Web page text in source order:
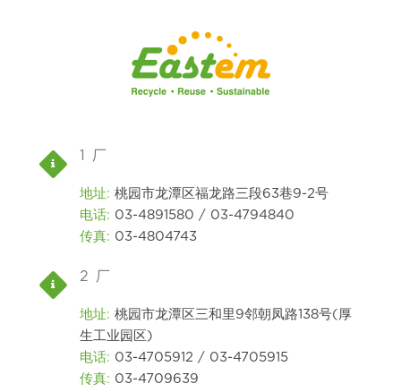
1 厂
地址: 桃园市龙潭区福龙路三段63巷9-2号
电话: 03-4891580 / 03-4794840
传真: 03-4804743
2 厂
地址: 桃园市龙潭区三和里9邻朝凤路138号(厚
生工业园区)
电话: 03-4705912 / 03-4705915
传真: 03-4709639